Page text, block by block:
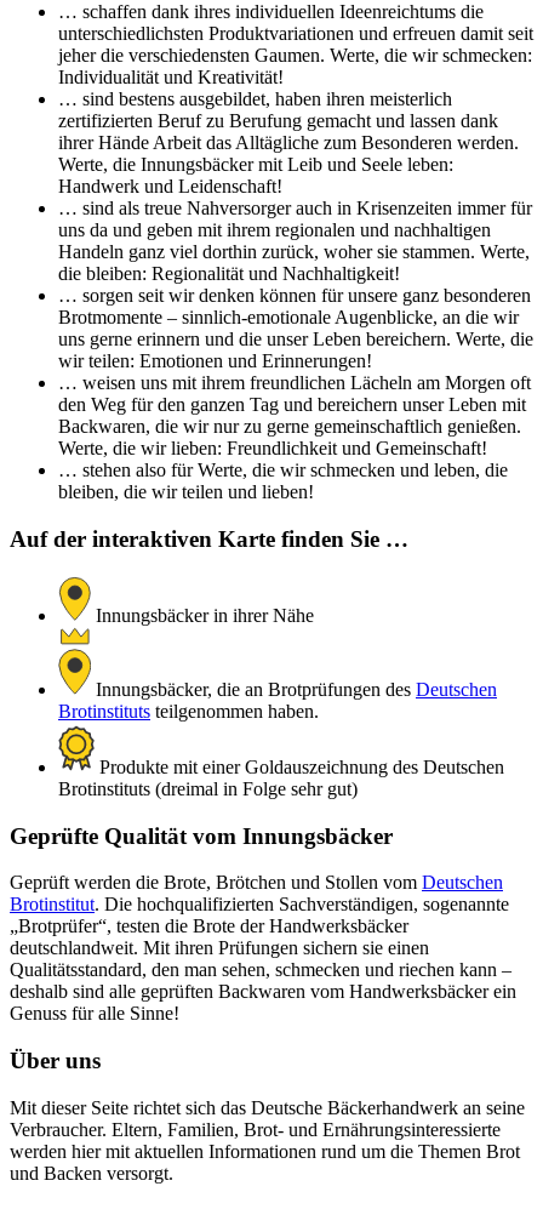
… schaffen dank ihres individuellen Ideenreichtums die
unterschiedlichsten Produktvariationen und erfreuen damit seit
jeher die verschiedensten Gaumen. Werte, die wir schmecken:
Individualität und Kreativität!
… sind bestens ausgebildet, haben ihren meisterlich
zertifizierten Beruf zu Berufung gemacht und lassen dank
ihrer Hände Arbeit das Alltägliche zum Besonderen werden.
Werte, die Innungsbäcker mit Leib und Seele leben:
Handwerk und Leidenschaft!
… sind als treue Nahversorger auch in Krisenzeiten immer für
uns da und geben mit ihrem regionalen und nachhaltigen
Handeln ganz viel dorthin zurück, woher sie stammen. Werte,
die bleiben: Regionalität und Nachhaltigkeit!
… sorgen seit wir denken können für unsere ganz besonderen
Brotmomente – sinnlich-emotionale Augenblicke, an die wir
uns gerne erinnern und die unser Leben bereichern. Werte, die
wir teilen: Emotionen und Erinnerungen!
… weisen uns mit ihrem freundlichen Lächeln am Morgen oft
den Weg für den ganzen Tag und bereichern unser Leben mit
Backwaren, die wir nur zu gerne gemeinschaftlich genießen.
Werte, die wir lieben: Freundlichkeit und Gemeinschaft!
… stehen also für Werte, die wir schmecken und leben, die
bleiben, die wir teilen und lieben!
Auf der interaktiven Karte finden Sie …
Innungsbäcker in ihrer Nähe
Innungsbäcker, die an Brotprüfungen des Deutschen
Brotinstituts teilgenommen haben.
Produkte mit einer Goldauszeichnung des Deutschen
Brotinstituts (dreimal in Folge sehr gut)
Geprüfte Qualität vom Innungsbäcker
Geprüft werden die Brote, Brötchen und Stollen vom Deutschen
Brotinstitut. Die hochqualifizierten Sachverständigen, sogenannte
„Brotprüfer“, testen die Brote der Handwerksbäcker
deutschlandweit. Mit ihren Prüfungen sichern sie einen
Qualitätsstandard, den man sehen, schmecken und riechen kann –
deshalb sind alle geprüften Backwaren vom Handwerksbäcker ein
Genuss für alle Sinne!
Über uns
Mit dieser Seite richtet sich das Deutsche Bäckerhandwerk an seine
Verbraucher. Eltern, Familien, Brot- und Ernährungsinteressierte
werden hier mit aktuellen Informationen rund um die Themen Brot
und Backen versorgt.